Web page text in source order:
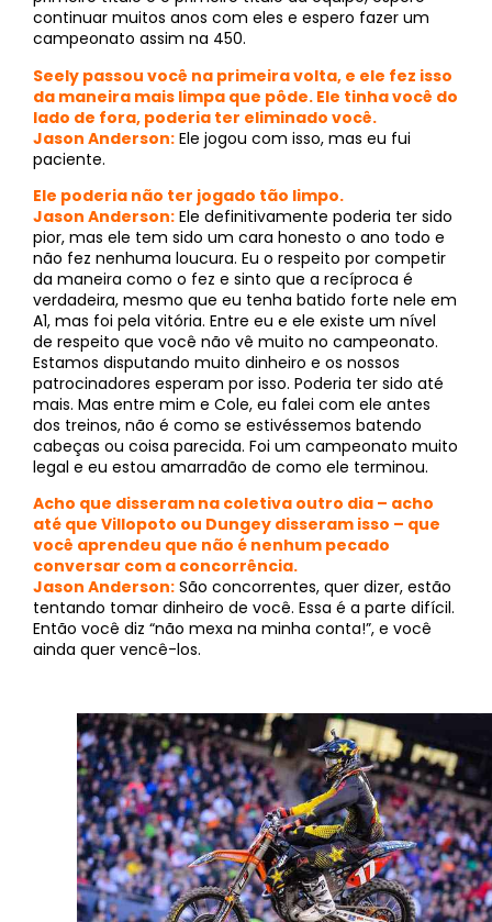
continuar muitos anos com eles e espero fazer um
campeonato assim na 450.
Seely passou você na primeira volta, e ele fez isso
da maneira mais limpa que pôde. Ele tinha você do
lado de fora, poderia ter eliminado você.
Jason Anderson: Ele jogou com isso, mas eu fui
paciente.
Ele poderia não ter jogado tão limpo.
Jason Anderson: Ele definitivamente poderia ter sido
pior, mas ele tem sido um cara honesto o ano todo e
não fez nenhuma loucura. Eu o respeito por competir
da maneira como o fez e sinto que a recíproca é
verdadeira, mesmo que eu tenha batido forte nele em
A1, mas foi pela vitória. Entre eu e ele existe um nível
de respeito que você não vê muito no campeonato.
Estamos disputando muito dinheiro e os nossos
patrocinadores esperam por isso. Poderia ter sido até
mais. Mas entre mim e Cole, eu falei com ele antes
dos treinos, não é como se estivéssemos batendo
cabeças ou coisa parecida. Foi um campeonato muito
legal e eu estou amarradão de como ele terminou.
Acho que disseram na coletiva outro dia – acho
até que Villopoto ou Dungey disseram isso – que
você aprendeu que não é nenhum pecado
conversar com a concorrência.
Jason Anderson: São concorrentes, quer dizer, estão
tentando tomar dinheiro de você. Essa é a parte difícil.
Então você diz “não mexa na minha conta!”, e você
ainda quer vencê-los.